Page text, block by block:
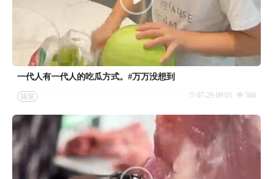
一代人有一代人的吃瓜方式。#万万没想到
搞笑 07-29 09:05 588